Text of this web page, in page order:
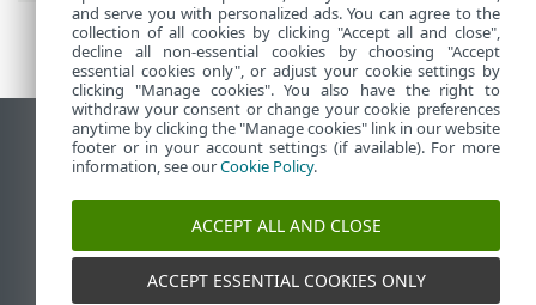
Prikaži stranicu za radnu površinu
End of Life
ESET-ova baza znanja
ESET Status Portal
Regionalna podrška
and serve you with personalized ads. You can agree to the
collection of all cookies by clicking "Accept all and close",
decline all non-essential cookies by choosing "Accept
essential cookies only", or adjust your cookie settings by
clicking "Manage cookies". You also have the right to
withdraw your consent or change your cookie preferences
anytime by clicking the "Manage cookies" link in our website
footer or in your account settings (if available). For more
information, see ourCookie Policy.
ACCEPT ALL AND CLOSE
ACCEPT ESSENTIAL COOKIES ONLY